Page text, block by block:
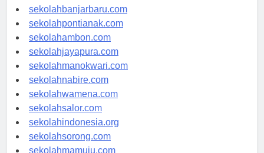
sekolahpalangkaraya.com
sekolahbanjarbaru.com
sekolahpontianak.com
sekolahambon.com
sekolahjayapura.com
sekolahmanokwari.com
sekolahnabire.com
sekolahwamena.com
sekolahsalor.com
sekolahindonesia.org
sekolahsorong.com